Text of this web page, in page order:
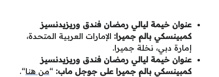
عنوان خيمة ليالي رمضان فندق وريزيدنسيز
كمبينسكي بالم جميرا: الإمارات العربية المتحدة،
إمارة دبي، نخلة جميرا.
عنوان خيمة ليالي رمضان فندق وريزيدنسيز
كمبينسكي بالم جميرا على جوجل ماب:
“من هنا“.